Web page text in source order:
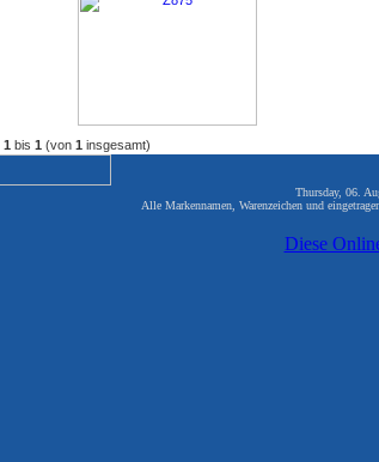
1 bis 1 (von 1 insgesamt)
Thursday, 06.
Alle Markennamen, Warenzeichen und
Diese